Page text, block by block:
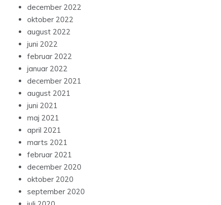
december 2022
oktober 2022
august 2022
juni 2022
februar 2022
januar 2022
december 2021
august 2021
juni 2021
maj 2021
april 2021
marts 2021
februar 2021
december 2020
oktober 2020
september 2020